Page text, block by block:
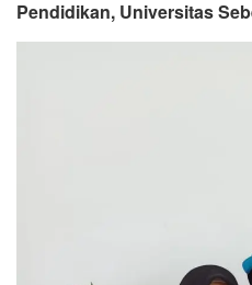
Pendidikan, Universitas